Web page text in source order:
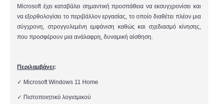
Microsoft έχει καταβάλει σημαντική προσπάθεια να εκσυγχρονίσει και
να εξορθολογίσει το περιβάλλον εργασίας, το οποίο διαθέτει πλέον μια
σύγχρονη, στρογγυλεμένη εμφάνιση καθώς και σχεδιασμό κίνησης,
που προσφέρουν μια ανάλαφρη, δυναμική αίσθηση.
Περιλαμβάνει:
✓ Microsoft Windows 11 Home
✓ Πιστοποιητικό λογισμικού